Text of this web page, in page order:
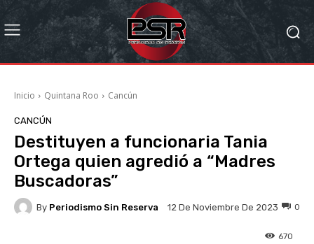
Inicio Quintana Roo Cancún
CANCÚN
Destituyen a funcionaria Tania
Ortega quien agredió a “Madres
Buscadoras”
By Periodismo Sin Reserva 12 De Noviembre De 2023 0
670